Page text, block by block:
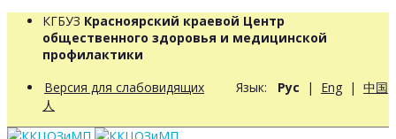
КГБУЗ Красноярский краевой Центр
общественного здоровья и медицинской
профилактики
Версия для слабовидящих Язык: Рус | Eng | 中国
人